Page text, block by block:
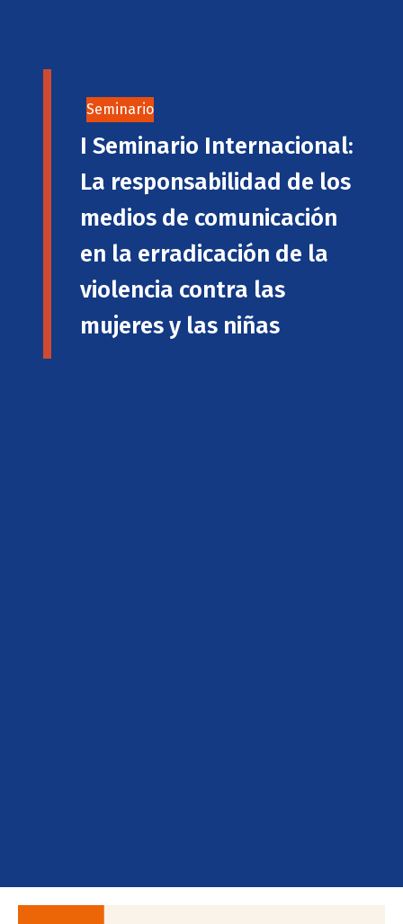
Seminario
I Seminario Internacional:
La responsabilidad de los
medios de comunicación
en la erradicación de la
violencia contra las
mujeres y las niñas